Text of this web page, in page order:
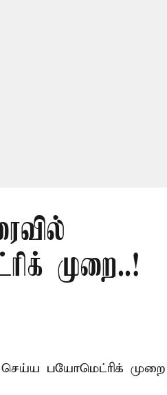
முறை..!
பயோமெட்ரிக் முறை